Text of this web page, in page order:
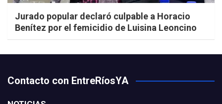
Jurado popular declaró culpable a Horacio
Benítez por el femicidio de Luisina Leoncino
Contacto con EntreRíosYA